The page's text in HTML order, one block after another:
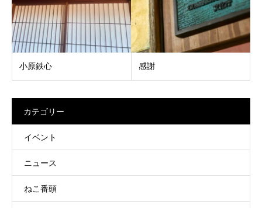
小原鉄心 感謝
カテゴリー
イベント
ニュース
ねこ番頭